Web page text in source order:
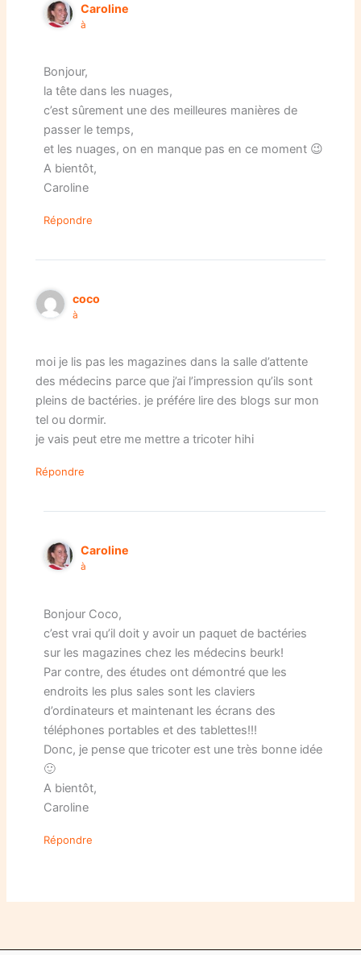
Caroline
à
Bonjour,
la tête dans les nuages,
c’est sûrement une des meilleures manières de
passer le temps,
et les nuages, on en manque pas en ce moment 😉
A bientôt,
Caroline
Répondre
coco
à
moi je lis pas les magazines dans la salle d’attente
des médecins parce que j’ai l’impression qu’ils sont
pleins de bactéries. je préfére lire des blogs sur mon
tel ou dormir.
je vais peut etre me mettre a tricoter hihi
Répondre
Caroline
à
Bonjour Coco,
c’est vrai qu’il doit y avoir un paquet de bactéries
sur les magazines chez les médecins beurk!
Par contre, des études ont démontré que les
endroits les plus sales sont les claviers
d’ordinateurs et maintenant les écrans des
téléphones portables et des tablettes!!!
Donc, je pense que tricoter est une très bonne idée
🙂
A bientôt,
Caroline
Répondre